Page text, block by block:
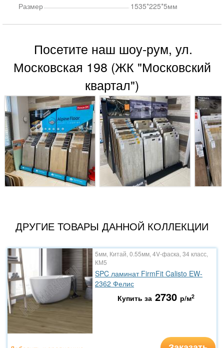
Размер 1535*225*5мм
Посетите наш шоу-рум, ул.
Московская 198 (ЖК "Московский
квартал")
ДРУГИЕ ТОВАРЫ ДАННОЙ КОЛЛЕКЦИИ
5мм, Китай, 0.55мм, 4V-фаска, 34 класс,
КМ5
SPC ламинат FirmFit Calisto EW-
2362 Фелис
Купить за 2730 р/м2